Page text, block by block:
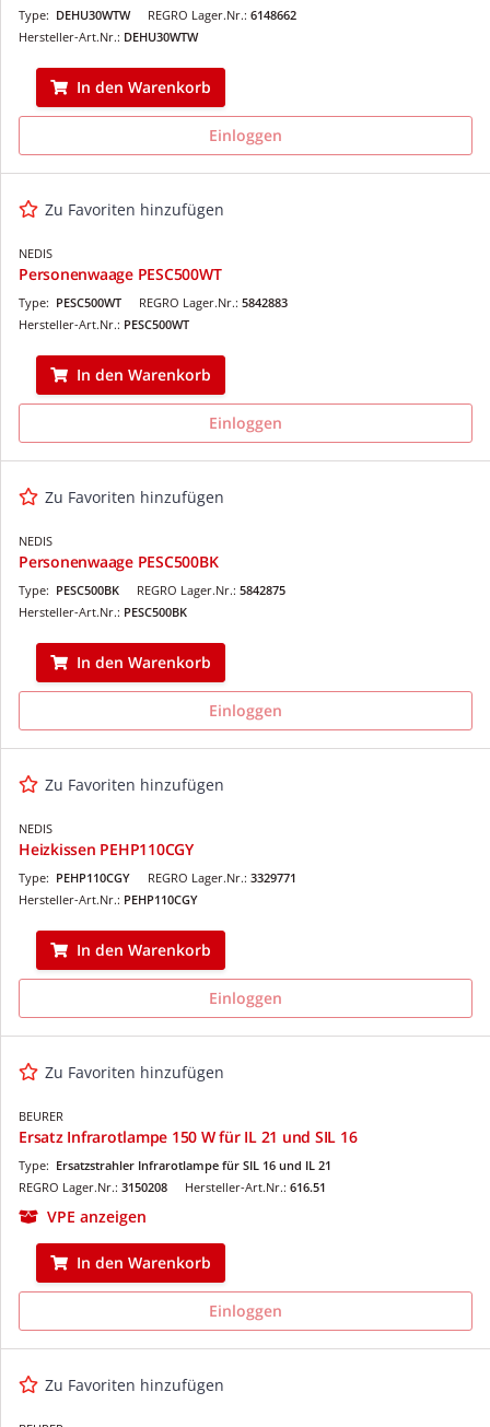
REGRO Lager.Nr.: 6148662
Type: DEHU30WTW
Hersteller-Art.Nr.: DEHU30WTW
In den Warenkorb
Einloggen
Zu Favoriten hinzufügen
NEDIS
Personenwaage PESC500WT
REGRO Lager.Nr.: 5842883
Type: PESC500WT
Hersteller-Art.Nr.: PESC500WT
In den Warenkorb
Einloggen
Zu Favoriten hinzufügen
NEDIS
Personenwaage PESC500BK
REGRO Lager.Nr.: 5842875
Type: PESC500BK
Hersteller-Art.Nr.: PESC500BK
In den Warenkorb
Einloggen
Zu Favoriten hinzufügen
NEDIS
Heizkissen PEHP110CGY
REGRO Lager.Nr.: 3329771
Type: PEHP110CGY
Hersteller-Art.Nr.: PEHP110CGY
In den Warenkorb
Einloggen
Zu Favoriten hinzufügen
BEURER
Ersatz Infrarotlampe 150 W für IL 21 und SIL 16
REGRO Lager.Nr.: 3150208
Type: Ersatzstrahler Infrarotlampe für SIL 16 und IL 21
Hersteller-Art.Nr.: 616.51
VPE anzeigen
In den Warenkorb
Einloggen
Zu Favoriten hinzufügen